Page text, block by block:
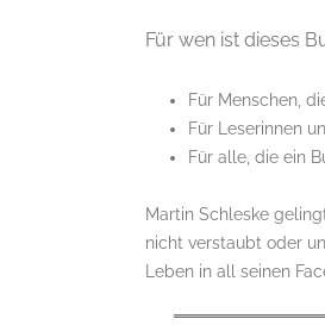
Für wen ist dieses
Für Menschen,
Für Leserinnen
Für alle, die ein
Martin Schleske
nicht verstaubt oder
Leben in all seinen